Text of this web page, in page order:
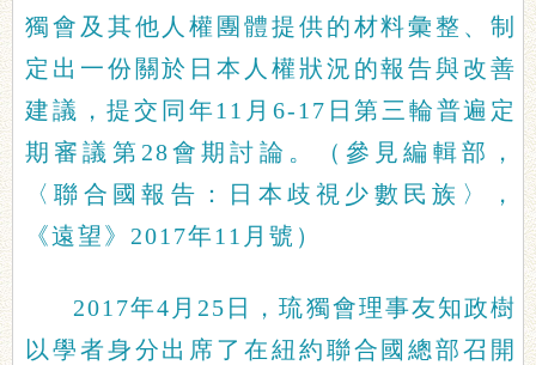
獨會及其他人權團體提供的材料彙整、制
定出一份關於日本人權狀況的報告與改善
建議，提交同年11月6-17日第三輪普遍定
期審議第28會期討論。（參見編輯部，
〈聯合國報告：日本歧視少數民族〉，
《遠望》2017年11月號）
2017年4月25日，琉獨會理事友知政樹
以學者身分出席了在紐約聯合國總部召開